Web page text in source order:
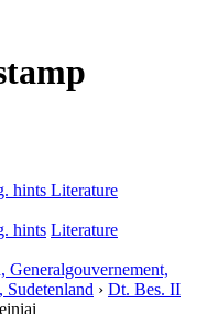
hints Literature
hints Literature
Generalgouvernement,
Sudetenland › Dt. Bes. II